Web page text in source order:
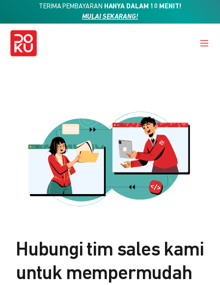
TERIMA PEMBAYARAN HANYA DALAM 10 MENIT!
MULAI SEKARANG!
Hubungi tim sales kami
untuk mempermudah